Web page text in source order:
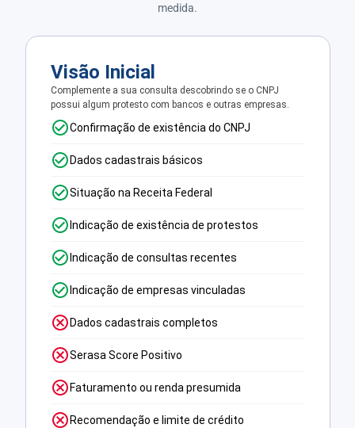
medida.
Visão Inicial
Complemente a sua consulta descobrindo se o CNPJ
possui algum protesto com bancos e outras empresas.
Confirmação de existência do CNPJ
Dados cadastrais básicos
Situação na Receita Federal
Indicação de existência de protestos
Indicação de consultas recentes
Indicação de empresas vinculadas
Dados cadastrais completos
Serasa Score Positivo
Faturamento ou renda presumida
Recomendação e limite de crédito